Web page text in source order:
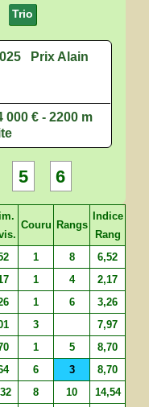
Trio
Prix Alain
000 € - 2200 m
5 6
Couru Rangs
Indice
Rang
1 8 6,52
1 4 2,17
1 6 3,26
3 7,97
1 5 8,70
6 3 8,70
8 10 14,54